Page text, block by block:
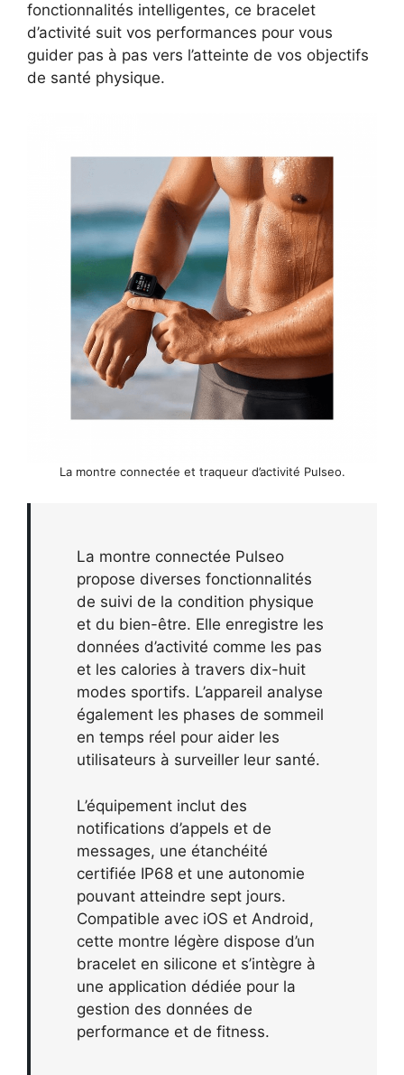
fonctionnalités intelligentes, ce bracelet
d’activité suit vos performances pour vous
guider pas à pas vers l’atteinte de vos objectifs
de santé physique.
La montre connectée et traqueur d’activité Pulseo.
La montre connectée Pulseo
propose diverses fonctionnalités
de suivi de la condition physique
et du bien-être. Elle enregistre les
données d’activité comme les pas
et les calories à travers dix-huit
modes sportifs. L’appareil analyse
également les phases de sommeil
en temps réel pour aider les
utilisateurs à surveiller leur santé.
L’équipement inclut des
notifications d’appels et de
messages, une étanchéité
certifiée IP68 et une autonomie
pouvant atteindre sept jours.
Compatible avec iOS et Android,
cette montre légère dispose d’un
bracelet en silicone et s’intègre à
une application dédiée pour la
gestion des données de
performance et de fitness.